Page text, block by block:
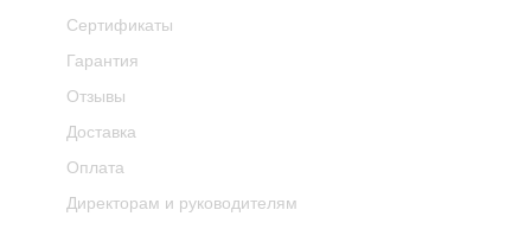
Сертификаты
Гарантия
Отзывы
Доставка
Оплата
Директорам и руководителям